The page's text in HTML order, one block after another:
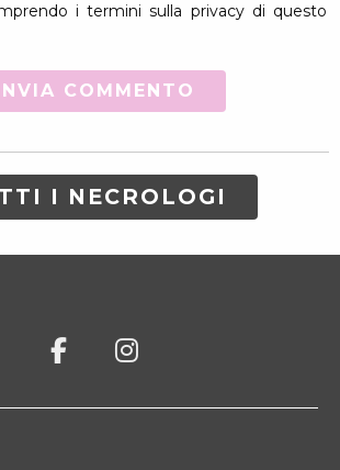
i termini sulla privacy di questo
I NECROLOGI